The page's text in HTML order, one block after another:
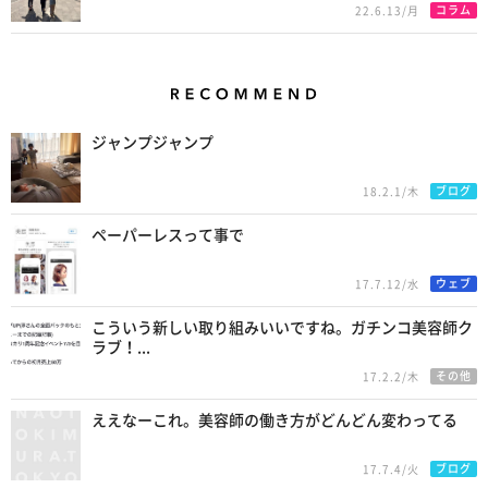
22.6.13/月 コラム
ジャンプジャンプ
18.2.1/木 ブログ
ペーパーレスって事で
17.7.12/水 ウェブ
こういう新しい取り組みいいですね。ガチンコ美容師ク
ラブ！...
17.2.2/木 その他
ええなーこれ。美容師の働き方がどんどん変わってる
17.7.4/火 ブログ